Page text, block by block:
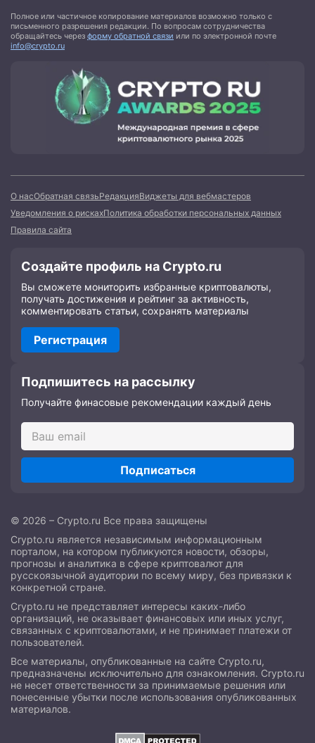
Полное или частичное копирование материалов возможно только с
письменного разрешения редакции. По вопросам сотрудничества
обращайтесь через форму обратной связи или по электронной почте
info@crypto.ru
О насОбратная связьРедакцияВиджеты для вебмастеров
Уведомления о рискахПолитика обработки персональных данных
Правила сайта
Создайте профиль на Crypto.ru
Вы сможете мониторить избранные криптовалюты,
получать достижения и рейтинг за активность,
комментировать статьи, сохранять материалы
Регистрация
Подпишитесь на рассылку
Получайте финасовые рекомендации каждый день
Подписаться
© 2026 – Crypto.ru Все права защищены
Crypto.ru является независимым информационным
порталом, на котором публикуются новости, обзоры,
прогнозы и аналитика в сфере криптовалют для
русскоязычной аудитории по всему миру, без привязки к
конкретной стране.
Crypto.ru не представляет интересы каких-либо
организаций, не оказывает финансовых или иных услуг,
связанных с криптовалютами, и не принимает платежи от
пользователей.
Все материалы, опубликованные на сайте Crypto.ru,
предназначены исключительно для ознакомления. Crypto.ru
не несет ответственности за принимаемые решения или
понесенные убытки после использования опубликованных
материалов.